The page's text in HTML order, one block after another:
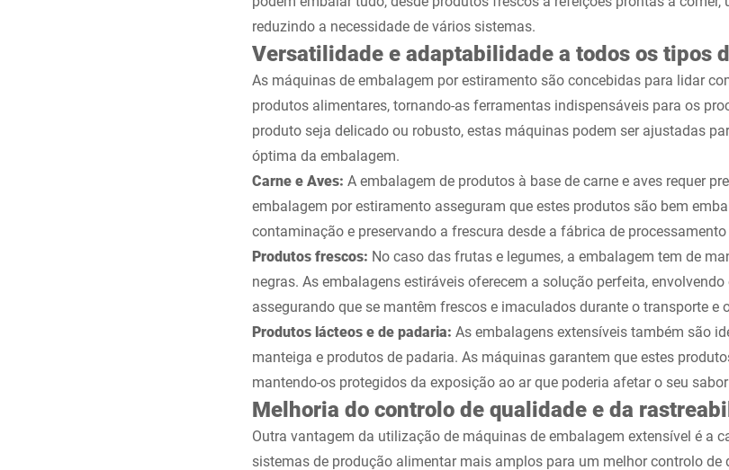
reduzindo a necessidade de vários sistemas.
Versatilidade e adaptabilidade a todos os tipos
As máquinas de embalagem por estiramento são concebidas para lidar
produtos alimentares, tornando-as ferramentas indispensáveis para os
produto seja delicado ou robusto, estas máquinas podem ser ajustadas
óptima da embalagem.
Carne e Aves: A embalagem de produtos à base de carne e aves requer
embalagem por estiramento asseguram que estes produtos são bem
contaminação e preservando a frescura desde a fábrica de
Produtos frescos: No caso das frutas e legumes, a embalagem tem de
negras. As embalagens estiráveis oferecem a solução perfeita,
assegurando que se mantêm frescos e imaculados durante o transporte e
Produtos lácteos e de padaria: As embalagens extensíveis também são
manteiga e produtos de padaria. As máquinas garantem que estes
mantendo-os protegidos da exposição ao ar que poderia afetar o seu
Melhoria do controlo de qualidade e da
Outra vantagem da utilização de máquinas de embalagem extensível é a
sistemas de produção alimentar mais amplos para um melhor controlo de